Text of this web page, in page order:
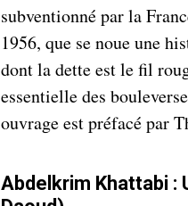
subventionné par la
1956, que se noue une
dont la dette est le fil
essentielle des
ouvrage est préfacé par
Abdelkrim Khattabi :